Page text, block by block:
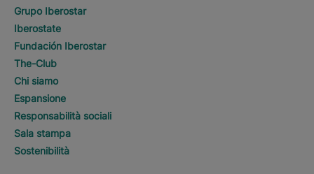
Grupo Iberostar
Iberostate
Fundación Iberostar
The-Club
Chi siamo
Espansione
Responsabilità sociali
Sala stampa
Sostenibilità